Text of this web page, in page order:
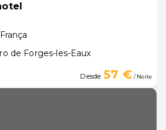
de Forges-les-Eaux
Desde 57 €/ Noite